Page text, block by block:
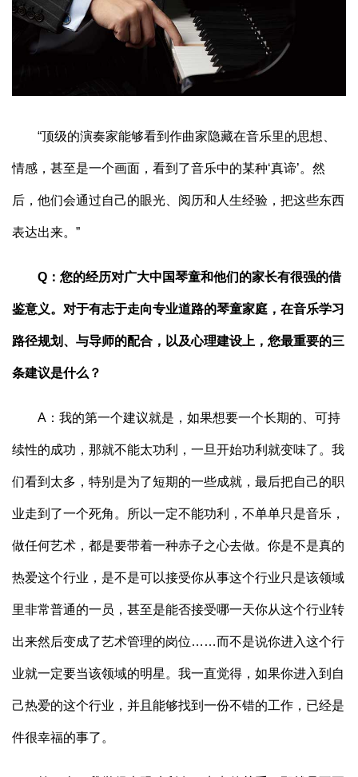
“顶级的演奏家能够看到作曲家隐藏在音乐里的思想、
情感，甚至是一个画面，看到了音乐中的某种‘真谛’。然
后，他们会通过自己的眼光、阅历和人生经验，把这些东西
表达出来。”
Q：您的经历对广大中国琴童和他们的家长有很强的借
鉴意义。对于有志于走向专业道路的琴童家庭，在音乐学习
路径规划、与导师的配合，以及心理建设上，您最重要的三
条建议是什么？
A：我的第一个建议就是，如果想要一个长期的、可持
续性的成功，那就不能太功利，一旦开始功利就变味了。我
们看到太多，特别是为了短期的一些成就，最后把自己的职
业走到了一个死角。所以一定不能功利，不单单只是音乐，
做任何艺术，都是要带着一种赤子之心去做。你是不是真的
热爱这个行业，是不是可以接受你从事这个行业只是该领域
里非常普通的一员，甚至是能否接受哪一天你从这个行业转
出来然后变成了艺术管理的岗位……而不是说你进入这个行
业就一定要当该领域的明星。我一直觉得，如果你进入到自
己热爱的这个行业，并且能够找到一份不错的工作，已经是
件很幸福的事了。